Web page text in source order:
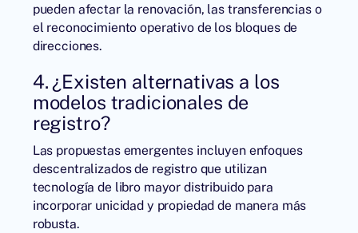
pueden afectar la renovación, las transferencias o
el reconocimiento operativo de los bloques de
direcciones.
4. ¿Existen alternativas a los
modelos tradicionales de
registro?
Las propuestas emergentes incluyen enfoques
descentralizados de registro que utilizan
tecnología de libro mayor distribuido para
incorporar unicidad y propiedad de manera más
robusta.